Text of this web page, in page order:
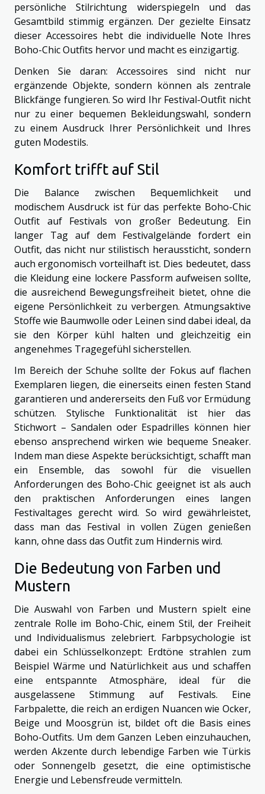
persönliche Stilrichtung widerspiegeln und das
Gesamtbild stimmig ergänzen. Der gezielte Einsatz
dieser Accessoires hebt die individuelle Note Ihres
Boho-Chic Outfits hervor und macht es einzigartig.
Denken Sie daran: Accessoires sind nicht nur
ergänzende Objekte, sondern können als zentrale
Blickfänge fungieren. So wird Ihr Festival-Outfit nicht
nur zu einer bequemen Bekleidungswahl, sondern
zu einem Ausdruck Ihrer Persönlichkeit und Ihres
guten Modestils.
Komfort trifft auf Stil
Die Balance zwischen Bequemlichkeit und
modischem Ausdruck ist für das perfekte Boho-Chic
Outfit auf Festivals von großer Bedeutung. Ein
langer Tag auf dem Festivalgelände fordert ein
Outfit, das nicht nur stilistisch heraussticht, sondern
auch ergonomisch vorteilhaft ist. Dies bedeutet, dass
die Kleidung eine lockere Passform aufweisen sollte,
die ausreichend Bewegungsfreiheit bietet, ohne die
eigene Persönlichkeit zu verbergen. Atmungsaktive
Stoffe wie Baumwolle oder Leinen sind dabei ideal, da
sie den Körper kühl halten und gleichzeitig ein
angenehmes Tragegefühl sicherstellen.
Im Bereich der Schuhe sollte der Fokus auf flachen
Exemplaren liegen, die einerseits einen festen Stand
garantieren und andererseits den Fuß vor Ermüdung
schützen. Stylische Funktionalität ist hier das
Stichwort – Sandalen oder Espadrilles können hier
ebenso ansprechend wirken wie bequeme Sneaker.
Indem man diese Aspekte berücksichtigt, schafft man
ein Ensemble, das sowohl für die visuellen
Anforderungen des Boho-Chic geeignet ist als auch
den praktischen Anforderungen eines langen
Festivaltages gerecht wird. So wird gewährleistet,
dass man das Festival in vollen Zügen genießen
kann, ohne dass das Outfit zum Hindernis wird.
Die Bedeutung von Farben und
Mustern
Die Auswahl von Farben und Mustern spielt eine
zentrale Rolle im Boho-Chic, einem Stil, der Freiheit
und Individualismus zelebriert. Farbpsychologie ist
dabei ein Schlüsselkonzept: Erdtöne strahlen zum
Beispiel Wärme und Natürlichkeit aus und schaffen
eine entspannte Atmosphäre, ideal für die
ausgelassene Stimmung auf Festivals. Eine
Farbpalette, die reich an erdigen Nuancen wie Ocker,
Beige und Moosgrün ist, bildet oft die Basis eines
Boho-Outfits. Um dem Ganzen Leben einzuhauchen,
werden Akzente durch lebendige Farben wie Türkis
oder Sonnengelb gesetzt, die eine optimistische
Energie und Lebensfreude vermitteln.